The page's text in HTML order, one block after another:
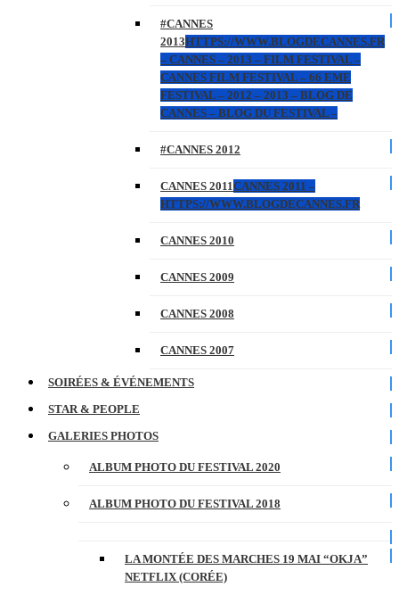
#CANNES
2013HTTPS://WWW.BLOGDECANNES.FR
– CANNES – 2013 – FILM FESTIVAL –
CANNES FILM FESTIVAL – 66 EME
FESTIVAL – 2012 – 2013 – BLOG DE
CANNES – BLOG DU FESTIVAL –
#CANNES 2012
CANNES 2011CANNES 2011 –
HTTPS://WWW.BLOGDECANNES.FR
CANNES 2010
CANNES 2009
CANNES 2008
CANNES 2007
SOIRÉES & ÉVÉNEMENTS
STAR & PEOPLE
GALERIES PHOTOS
ALBUM PHOTO DU FESTIVAL 2020
ALBUM PHOTO DU FESTIVAL 2018
LA MONTÉE DES MARCHES 19 MAI “OKJA”
NETFLIX (CORÉE)